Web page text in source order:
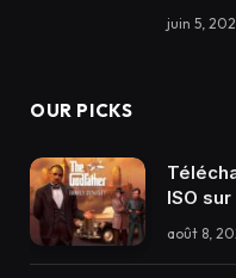
juin 5,
OUR PICKS
ISO
août 8,